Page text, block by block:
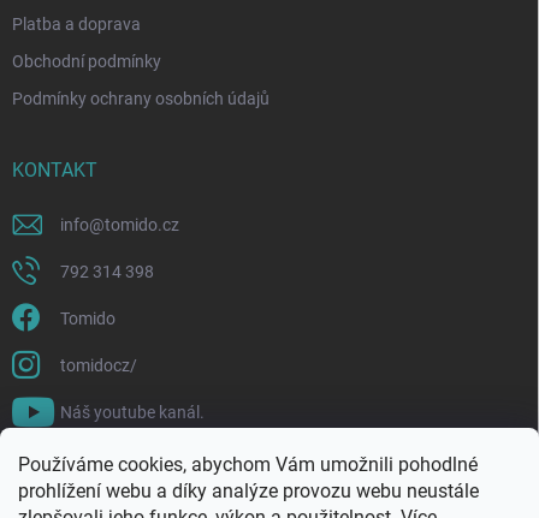
Používáme cookies, abychom Vám umožnili pohodlné
prohlížení webu a díky analýze provozu webu neustále
Platba a doprava
Obchodní podmínky
Podmínky ochrany osobních údajů
KONTAKT
info@tomido.cz
792 314 398
Tomido
tomidocz/
Náš youtube kanál.